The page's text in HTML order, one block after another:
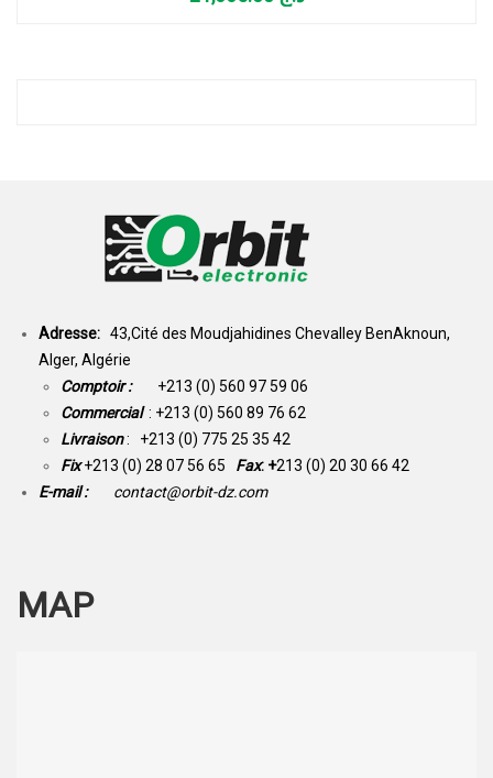
Adresse: 43,Cité des Moudjahidines Chevalley BenAknoun,
Alger, Algérie
Comptoir : +213 (0) 560 97 59 06
Commercial : +213 (0) 560 89 76 62
Livraison: +213 (0) 775 25 35 42
Fix +213 (0) 28 07 56 65 Fax: +213 (0) 20 30 66 42
E-mail :
contact@orbit-dz.com
MAP